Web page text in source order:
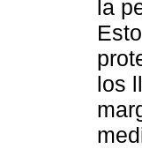
la
los